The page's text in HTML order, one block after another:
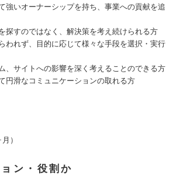
強いオーナーシップを持ち、事業への貢献を追
探すのではなく、解決策を考え続けられる方
われず、目的に応じて様々な手段を選択・実行
、サイトへの影響を深く考えることのできる方
円滑なコミュニケーションの取れる方
）
ン・役割か